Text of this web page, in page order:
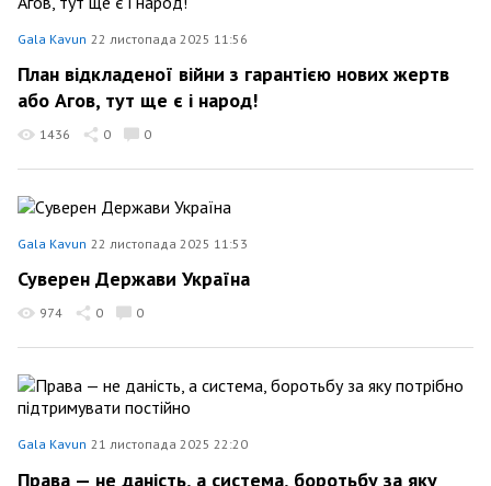
Gala Kavun 22 листопада 2025 11:56
План відкладеної війни з гарантією нових жертв
або Агов, тут ще є і народ!
1436 0 0
Gala Kavun 22 листопада 2025 11:53
Суверен Держави Україна
974 0 0
Gala Kavun 21 листопада 2025 22:20
Права — не даність, а система, боротьбу за яку